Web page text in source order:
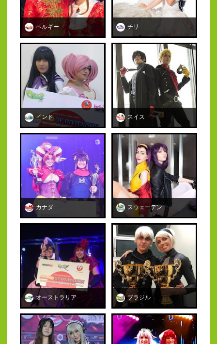
ベルギー チリ
インド スイス
カナダ スウェーデン
オーストラリア ブラジル